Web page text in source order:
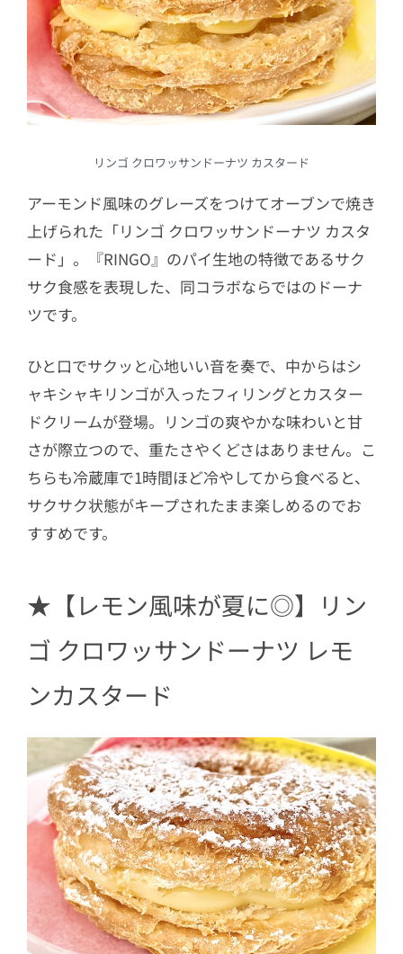
リンゴ クロワッサンドーナツ カスタード
アーモンド風味のグレーズをつけてオーブンで焼き
上げられた「リンゴ クロワッサンドーナツ カスタ
ード」。
『RINGO』のパイ生地の特徴であるサク
サク食感を表現した、同コラボならではのドーナ
ツです。
ひと口でサクッと心地いい音を奏で、中からはシ
ャキシャキリンゴが入ったフィリングとカスター
ドクリームが登場。リンゴの爽やかな味わいと甘
さが際立つので、重たさやくどさはありません。こ
ちらも冷蔵庫で1時間ほど冷やしてから食べると、
サクサク状態がキープされたまま楽しめるのでお
すすめです。
★【レモン風味が夏に◎】リン
ゴ クロワッサンドーナツ レモ
ンカスタード